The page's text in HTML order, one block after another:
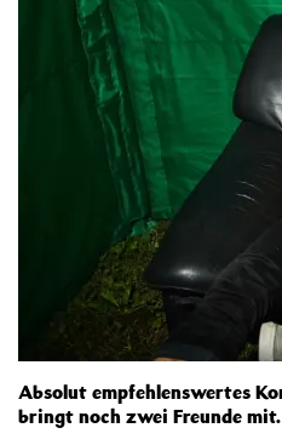
Absolut empfehlenswertes
bringt noch zwei Freunde mit.